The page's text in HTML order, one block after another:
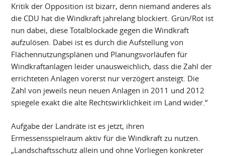
Kritik der Opposition ist bizarr, denn niemand anderes als
die CDU hat die Windkraft jahrelang blockiert. Grün/Rot ist
nun dabei, diese Totalblockade gegen die Windkraft
aufzulösen. Dabei ist es durch die Aufstellung von
Flächennutzungsplänen und Planungsvorläufen für
Windkraftanlagen leider unausweichlich, dass die Zahl der
errichteten Anlagen vorerst nur verzögert ansteigt. Die
Zahl von jeweils neun neuen Anlagen in 2011 und 2012
spiegele exakt die alte Rechtswirklichkeit im Land wider.“
Aufgabe der Landräte ist es jetzt, ihren
Ermessensspielraum aktiv für die Windkraft zu nutzen.
„Landschaftsschutz allein und ohne Vorliegen konkreter